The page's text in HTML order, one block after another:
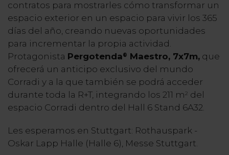
contratos para mostrarles cómo transformar un
espacio exterior en un espacio para vivir los 365
días del año, creando nuevas oportunidades
para incrementar la propia actividad.
Protagonista Pergotenda® Maestro, 7x7m, que
ofrecerá un anticipo exclusivo del mundo
Corradi y a la que también se podrá acceder
durante toda la R+T, integrando los 211 m2 del
espacio Corradi dentro del Hall 6 Stand 6A32.
Les esperamos en Stuttgart: Rothauspark -
Oskar Lapp Halle (Halle 6), Messe Stuttgart.